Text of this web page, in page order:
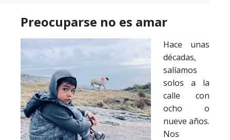
Preocuparse no es amar
Hace unas
décadas,
salíamos
solos a la
calle con
ocho o
nueve años.
Nos